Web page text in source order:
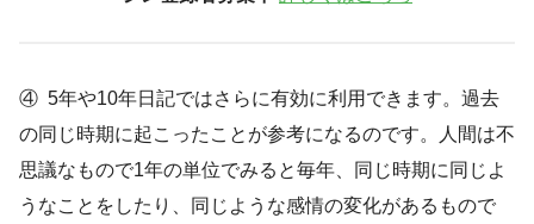
④ 5年や10年日記ではさらに有効に利用できます。過去
の同じ時期に起こったことが参考になるのです。人間は不
思議なもので1年の単位でみると毎年、同じ時期に同じよ
うなことをしたり、同じような感情の変化があるもので